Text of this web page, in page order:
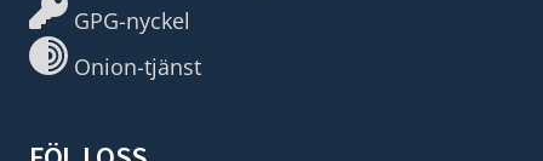
GPG-nyckel
Onion-tjänst